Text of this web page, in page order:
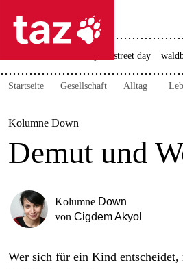
 taz zahl ich
taz zahl ich
themen
politik
gesellschaft
christopher street day
Startseite Gesellschaft Alltag
Kolumne Down
Demut und
Kolumne Down
von Cigdem Akyol
Wer sich für ein Kind entscheidet,